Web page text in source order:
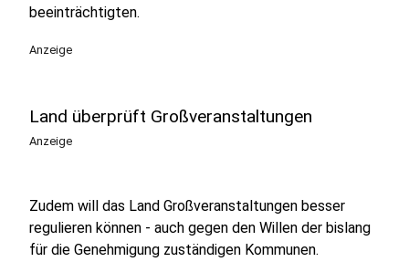
beeinträchtigten.
Anzeige
Land überprüft Großveranstaltungen
Anzeige
Zudem will das Land Großveranstaltungen besser
regulieren können - auch gegen den Willen der bislang
für die Genehmigung zuständigen Kommunen.